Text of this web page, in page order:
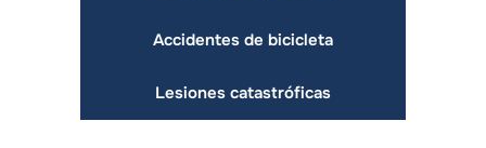
Accidentes de bicicleta
Lesiones catastróficas